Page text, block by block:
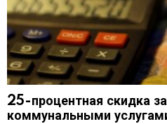
25-процентная скидка
коммунальными